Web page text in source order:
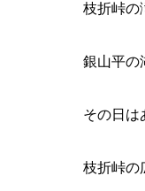
枝折峠の
銀山平の
その日は
枝折峠の